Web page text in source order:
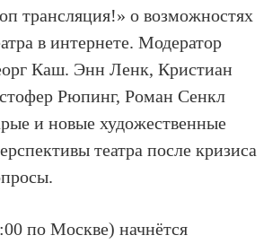
трансляция!» о возможностях
в интернете. Модератор
Каш. Энн Ленк, Кристиан
Рюпинг, Роман Сенкл
и новые художественные
театра после кризиса
по Москве) начнётся